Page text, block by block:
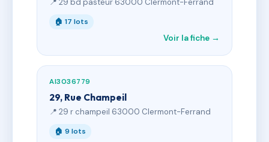
📍 29 bd pasteur 63000 Clermont-Ferrand
🏠 17 lots
Voir la fiche →
AI3036779
29, Rue Champeil
📍 29 r champeil 63000 Clermont-Ferrand
🏠 9 lots